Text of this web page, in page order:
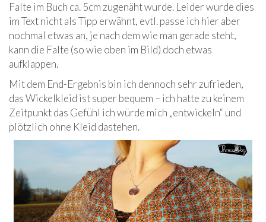
Falte im Buch ca. 5cm zugenäht wurde. Leider wurde dies
im Text nicht als Tipp erwähnt, evtl. passe ich hier aber
nochmal etwas an, je nach dem wie man gerade steht,
kann die Falte (so wie oben im Bild) doch etwas
aufklappen.
Mit dem End-Ergebnis bin ich dennoch sehr zufrieden,
das Wickelkleid ist super bequem – ich hatte zu keinem
Zeitpunkt das Gefühl ich würde mich „entwickeln“ und
plötzlich ohne Kleid dastehen.